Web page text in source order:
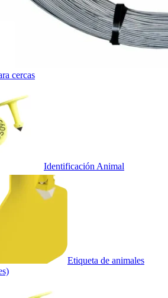
cercas
Identificación Animal
Etiqueta de animales